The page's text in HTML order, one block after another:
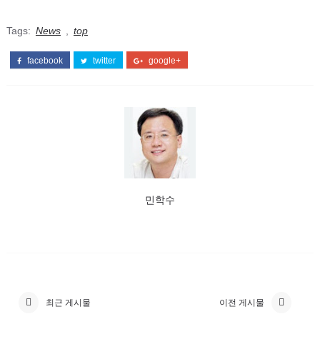
Tags: News top
facebook twitter google+
민학수
최근 게시물 이전 게시물